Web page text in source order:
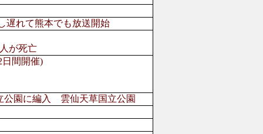
れて熊本でも放送開始
が死亡
間開催)
園に編入 雲仙天草国立公園